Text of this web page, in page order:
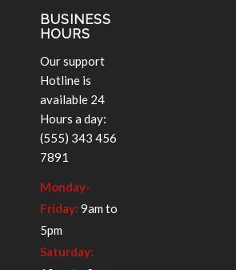
BUSINESS
HOURS
Our support
Hotline is
available 24
Hours a day:
(555) 343 456
7891
Monday-
Friday: 9am to
5pm
Saturday: